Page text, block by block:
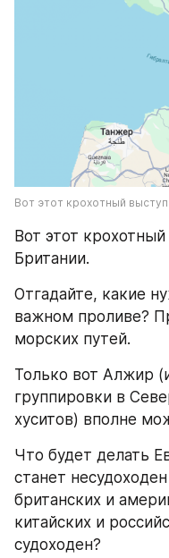
Вот этот крохотный
Вот этот
Британии.
Отгадайте, какие
важном проливе?
морских путей.
Только вот Алжир
группировки в
хуситов) вполне
Что будет делать
станет
британских и
китайских и
судоходен?